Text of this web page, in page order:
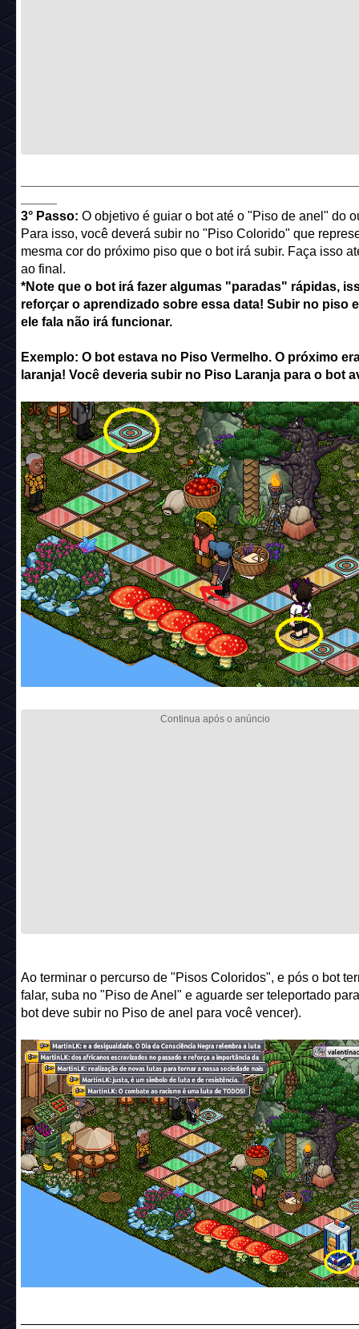
3° Passo: O objetivo é guiar o bot até o "Piso de anel" do
Para isso, você deverá subir no "Piso Colorido" que
mesma cor do próximo piso que o bot irá subir. Faça isso
ao final.
*Note que o bot irá fazer algumas "paradas" rápidas,
reforçar o aprendizado sobre essa data! Subir no piso
ele fala não irá funcionar.
Exemplo: O bot estava no Piso Vermelho. O próximo
laranja! Você deveria subir no Piso Laranja para o bot
Ao terminar o percurso de "Pisos Coloridos", e pós o bot
falar, suba no "Piso de Anel" e aguarde ser teleportado
bot deve subir no Piso de anel para você vencer).